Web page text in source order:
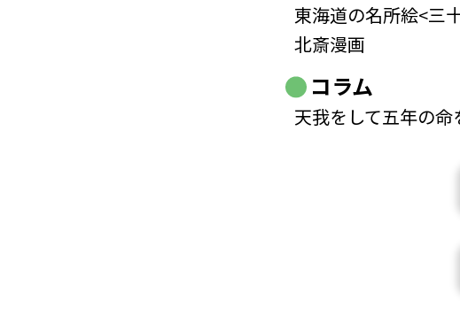
東海道の名所絵<三
北斎漫画
コラム
天我をして五年の